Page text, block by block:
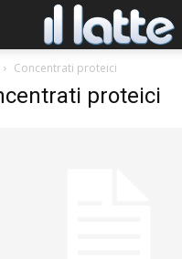
Concentrati proteici
proteici